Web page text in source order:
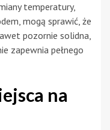
temperatury,
mogą sprawić, że
pozornie solidna,
zapewnia pełnego
na